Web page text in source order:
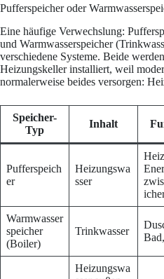
Pufferspeicher oder
Eine häufige Verwechslung:
und Warmwasserspeicher
verschiedene Systeme. Beide
Heizungskeller installiert, weil
normalerweise beides versorgen:
Speicher-
Typ
Inhalt
Pufferspeich
er
Heizungswa
sser
Warmwasser
speicher
(Boiler)
Trinkwasser
Heizungswa